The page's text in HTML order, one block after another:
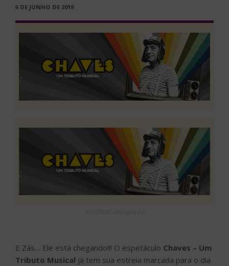
PUBLICADO
6 DE JUNHO DE 2019
E Zás… Ele está chegando!!! O espetáculo Chaves – Um
Tributo Musical já tem sua estreia marcada para o dia